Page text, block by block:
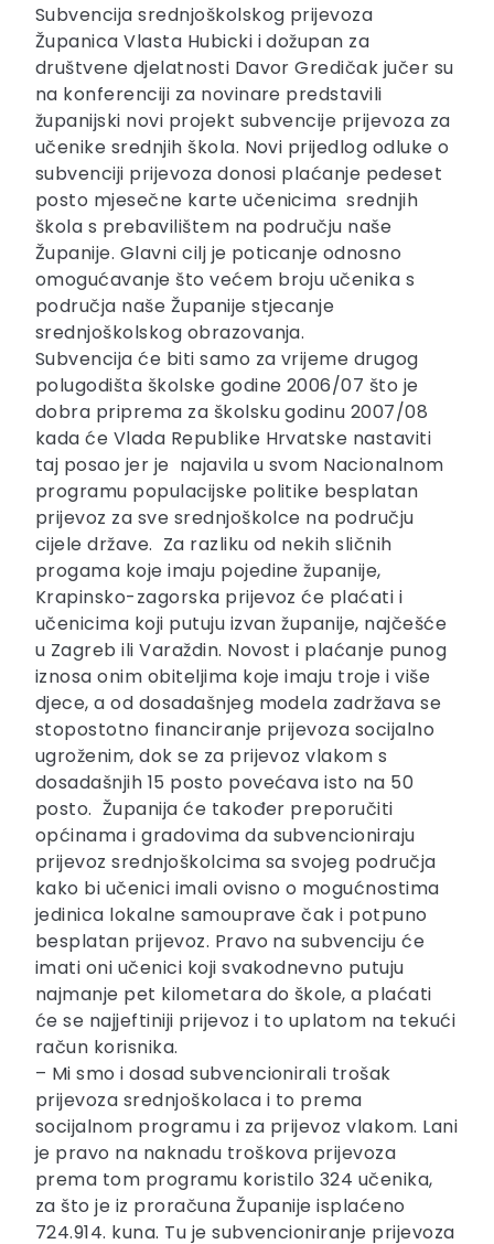
Subvencija srednjoškolskog prijevoza
Županica Vlasta Hubicki i dožupan za
društvene djelatnosti Davor Gredičak jučer su
na konferenciji za novinare predstavili
županijski novi projekt subvencije prijevoza za
učenike srednjih škola. Novi prijedlog odluke o
subvenciji prijevoza donosi plaćanje pedeset
posto mjesečne karte učenicima srednjih
škola s prebavilištem na području naše
Županije. Glavni cilj je poticanje odnosno
omogućavanje što većem broju učenika s
područja naše Županije stjecanje
srednjoškolskog obrazovanja.
Subvencija će biti samo za vrijeme drugog
polugodišta školske godine 2006/07 što je
dobra priprema za školsku godinu 2007/08
kada će Vlada Republike Hrvatske nastaviti
taj posao jer je najavila u svom Nacionalnom
programu populacijske politike besplatan
prijevoz za sve srednjoškolce na području
cijele države. Za razliku od nekih sličnih
progama koje imaju pojedine županije,
Krapinsko-zagorska prijevoz će plaćati i
učenicima koji putuju izvan županije, najčešće
u Zagreb ili Varaždin. Novost i plaćanje punog
iznosa onim obiteljima koje imaju troje i više
djece, a od dosadašnjeg modela zadržava se
stopostotno financiranje prijevoza socijalno
ugroženim, dok se za prijevoz vlakom s
dosadašnjih 15 posto povećava isto na 50
posto. Županija će također preporučiti
općinama i gradovima da subvencioniraju
prijevoz srednjoškolcima sa svojeg područja
kako bi učenici imali ovisno o mogućnostima
jedinica lokalne samouprave čak i potpuno
besplatan prijevoz. Pravo na subvenciju će
imati oni učenici koji svakodnevno putuju
najmanje pet kilometara do škole, a plaćati
će se najjeftiniji prijevoz i to uplatom na tekući
račun korisnika.
– Mi smo i dosad subvencionirali trošak
prijevoza srednjoškolaca i to prema
socijalnom programu i za prijevoz vlakom. Lani
je pravo na naknadu troškova prijevoza
prema tom programu koristilo 324 učenika,
za što je iz proračuna Županije isplaćeno
724.914. kuna. Tu je subvencioniranje prijevoza